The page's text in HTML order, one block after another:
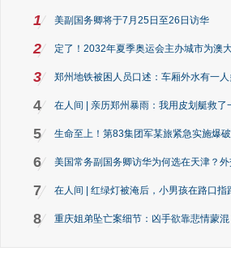
1 美副国务卿将于7月25日至26日访华
2 定了！2032年夏季奥运会主办城市为澳
3 郑州地铁被困人员口述：车厢外水有一
4 在人间 | 亲历郑州暴雨：我用皮划艇救了
5 生命至上！第83集团军某旅紧急实施爆
6 美国常务副国务卿访华为何选在天津？
7 在人间 | 红绿灯被淹后，小男孩在路口指
8 重庆姐弟坠亡案细节：凶手欲靠悲情蒙